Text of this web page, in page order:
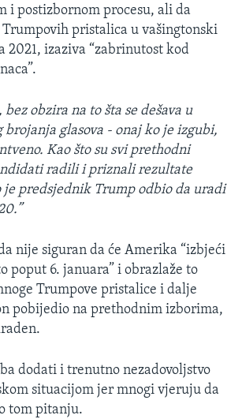
i postizbornom procesu, ali da
Trumpovih pristalica u vašingtonski
2021, izaziva “zabrinutost kod
bez obzira na to šta se dešava u
brojanja glasova - onaj ko je izgubi,
Kao što su svi prethodni
radili i priznali rezultate
je predsjednik Trump odbio da uradi
nije siguran da će Amerika “izbjeći
poput 6. januara” i obrazlaže to
Trumpove pristalice i dalje
pobijedio na prethodnim izborima,
dodati i trenutno nezadovoljstvo
situacijom jer mnogi vjeruju da
tom pitanju.